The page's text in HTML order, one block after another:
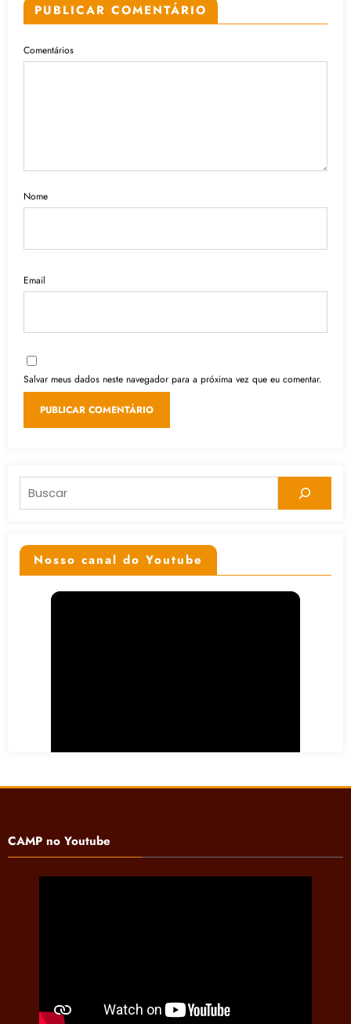
PUBLICAR COMENTÁRIO
Comentários
Nome
Email
Salvar meus dados neste navegador para a próxima vez que eu comentar.
Pesquisar
Nosso canal do Youtube
CAMP no Youtube